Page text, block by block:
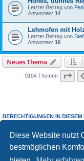
Diese Website nutzt
bestmöglichen
Letzter Beitrag von
Antworten: 14
Lehmofen mit
Letzter Beitrag von
Antworten: 10
Neues Thema
9104 Themen Seite
BERECHTIGUNGEN IN DIESEM
Sie dürfenkeineAntworten zu
Sie dürfen Ihre Beiträge in
Sie dürfen Ihre Beiträge in
keine